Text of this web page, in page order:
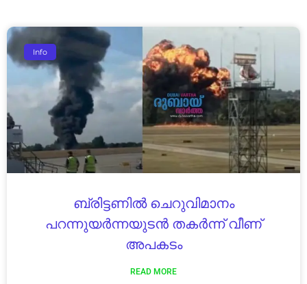
Info
ബ്രിട്ടണില്‍ ചെറുവിമാനം
പറന്നുയർന്നയുടൻ തകര്‍ന്ന് വീണ്
അപകടം
READ MORE